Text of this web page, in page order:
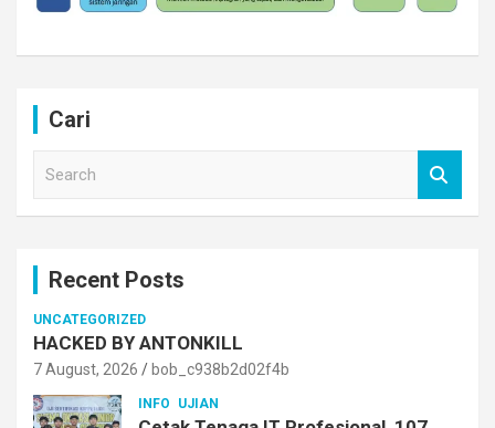
Cari
Recent Posts
UNCATEGORIZED
HACKED BY ANTONKILL
7 August, 2026 bob_c938b2d02f4b
INFO UJIAN